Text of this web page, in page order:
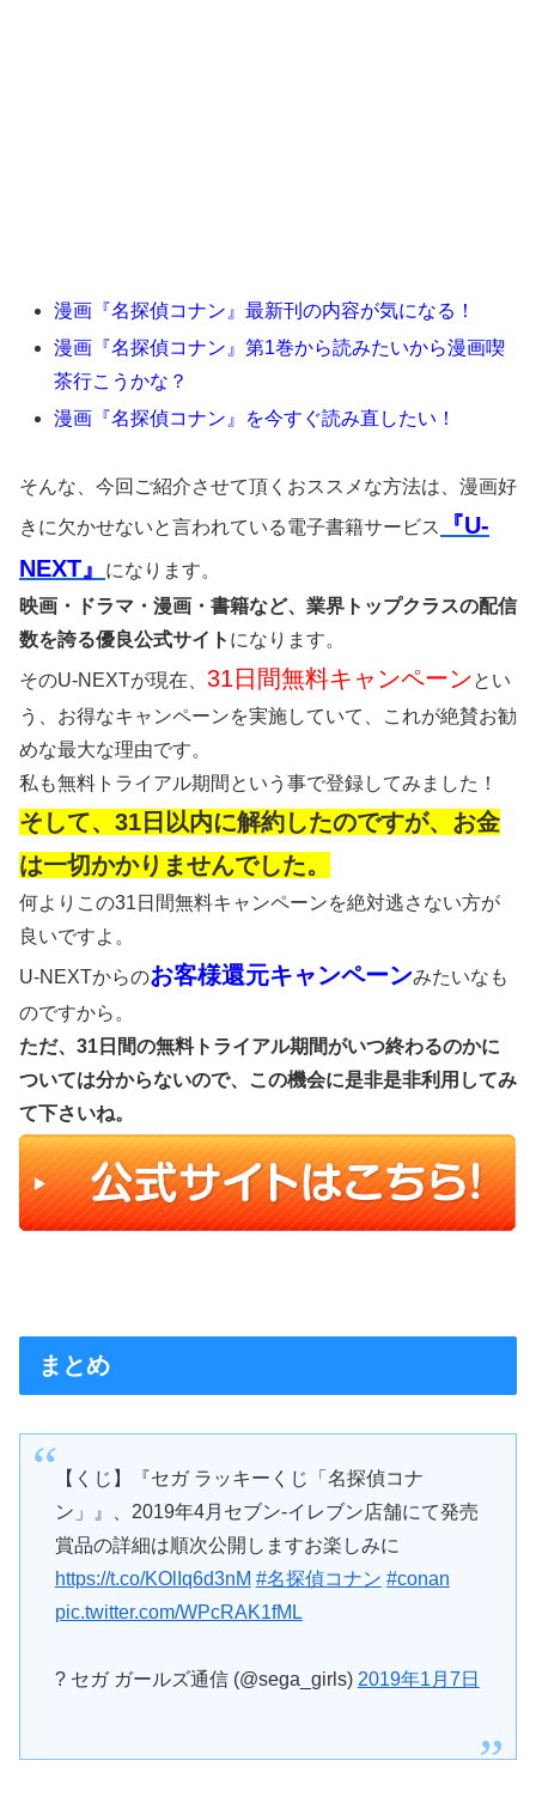
漫画『名探偵コナン』最新刊の内容が気になる！
漫画『名探偵コナン』第1巻から読みたいから漫画喫
茶行こうかな？
漫画『名探偵コナン』を今すぐ読み直したい！
そんな、今回ご紹介させて頂くおススメな方法は、漫画好
きに欠かせないと言われている電子書籍サービス
『U-
NEXT』
になります。
映画・ドラマ・漫画・書籍など、業界トップクラスの配信
数を誇る優良公式サイト になります。
そのU-NEXTが現在、 31日間無料キャンペーンとい
う、お得なキャンペーンを実施していて、これが絶賛お勧
めな最大な理由です。
私も無料トライアル期間という事で登録してみました！
そして、31日以内に解約したのですが、お金
は一切かかりませんでした。
何よりこの31日間無料キャンペーンを絶対逃さない方が
良いですよ。
U-NEXTからのお客様還元キャンペーンみたいなも
のですから。
ただ、31日間の無料トライアル期間がいつ終わるのかに
ついては分からないので、この機会に是非是非利用してみ
て下さいね。
まとめ
【くじ】『セガ ラッキーくじ「名探偵コナ
ン」』、2019年4月セブン-イレブン店舗にて発売
賞品の詳細は順次公開しますお楽しみに
https://t.co/KOlIq6d3nM #名探偵コナン #conan
pic.twitter.com/WPcRAK1fML
? セガ ガールズ通信 (@sega_girls) 2019年1月7日